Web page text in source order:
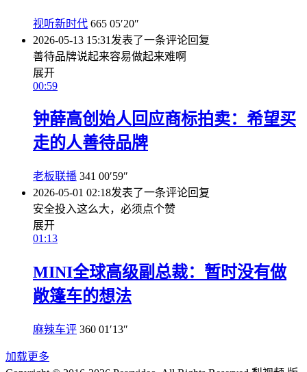
视听新时代 665 05′20″
2026-05-13 15:31 发表了一条评论回复
善待品牌说起来容易做起来难啊
展开
00:59
钟薛高创始人回应商标拍卖：希望买
走的人善待品牌
老板联播 341 00′59″
2026-05-01 02:18发表了一条评论回复
安全投入这么大，必须点个赞
展开
01:13
MINI全球高级副总裁：暂时没有做
敞篷车的想法
麻辣车评 360 01′13″
加载更多